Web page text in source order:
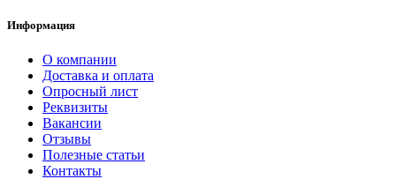
Информация
О компании
Доставка и оплата
Опросный лист
Реквизиты
Вакансии
Отзывы
Полезные статьи
Контакты